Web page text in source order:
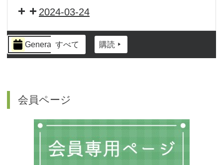
2024-03-24
イ
ベ
General すべて 購読
会員ページ